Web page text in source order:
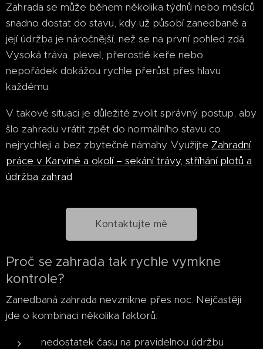
Zahrada se může během několika týdnů nebo měsíců
snadno dostat do stavu, kdy už působí zanedbaně a
její údržba je náročnější, než se na první pohled zdá.
Vysoká tráva, plevel, přerostlé keře nebo
nepořádek dokážou rychle přerůst přes hlavu
každému.
V takové situaci je důležité zvolit správný postup, aby
šlo zahradu vrátit zpět do normálního stavu co
nejrychleji a bez zbytečné námahy. Využijte Zahradní
práce v Karviné a okolí – sekání trávy, stříhání plotů a
údržba zahrad
Kontaktujte mě
Proč se zahrada tak rychle vymkne
kontrole?
Zanedbaná zahrada nevznikne přes noc. Nejčastěji
jde o kombinaci několika faktorů:
nedostatek času na pravidelnou údržbu